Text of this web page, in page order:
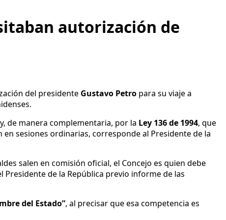
autorización de
del presidente Gustavo Petro para su viaje a
y, de manera complementaria, por la Ley 136 de 1994, que
sesiones ordinarias, corresponde al Presidente de la
salen en comisión oficial, el Concejo es quien debe
de la República previo informe de las
del Estado”, al precisar que esa competencia es